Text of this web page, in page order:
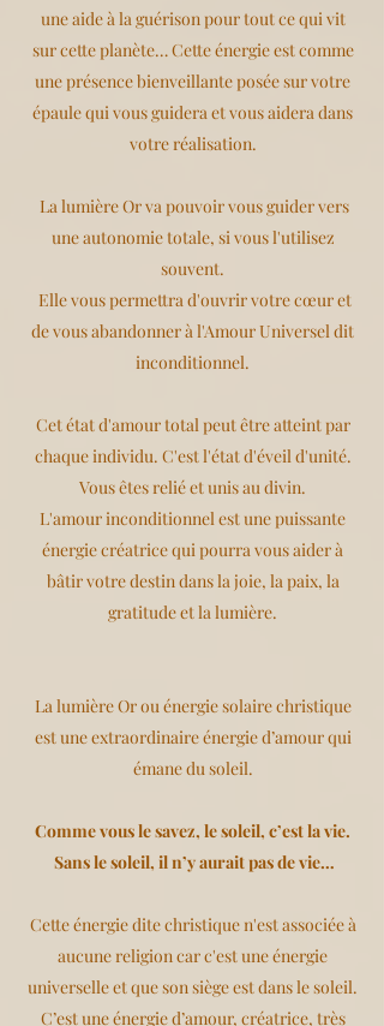
une aide à la guérison pour tout ce qui vit
sur cette planète… Cette énergie est comme
une présence bienveillante posée sur votre
épaule qui vous guidera et vous aidera dans
votre réalisation.
La lumière Or va pouvoir vous guider vers
une autonomie totale, si vous l'utilisez
souvent.
Elle vous permettra d'ouvrir votre cœur et
de vous abandonner à l'Amour Universel dit
inconditionnel.
Cet état d'amour total peut être atteint par
chaque individu. C'est l'état d'éveil d'unité.
Vous êtes relié et unis au divin.
L'amour inconditionnel est une puissante
énergie créatrice qui pourra vous aider à
bâtir votre destin dans la joie, la paix, la
gratitude et la lumière.
La lumière Or ou énergie solaire christique
est une extraordinaire énergie d’amour qui
émane du soleil.
Comme vous le savez, le soleil, c’est la vie.
Sans le soleil, il n’y aurait pas de vie…
Cette énergie dite christique n'est associée à
aucune religion car c'est une énergie
universelle et que son siège est dans le soleil.
C’est une énergie d’amour, créatrice, très